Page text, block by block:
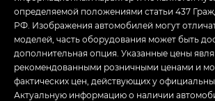
определяемой положениями статьи 437
РФ. Изображения автомобилей могут
моделей, часть оборудования может быть
дополнительная опция. Указанные цены
рекомендованными розничными ценами и
фактических цен, действующих у
Актуальную информацию о наличии